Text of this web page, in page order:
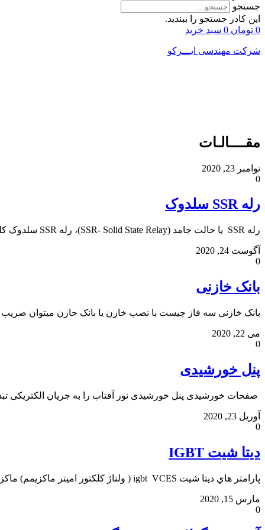
جستجو
این کادر جستجو را ببندید.
0 تومان 0 سبد خرید
شرکت مهندسی ایـــرکو
مقــــالـات
نوامبر 23, 2020
0
رله SSR سلدوک
رله SSR یا حالت جامد‌ (‌SSR‌- Solid‌ State Relay‌)‌،‌ رله SSR سلدوک کلیدی الکترونیکی است
آگوست 24, 2020
0
بانک خازنی
بانک خازنی سه فاز چیست با نصب خازن یا بانک حازن میتوان ضریب
می 22, 2020
0
پنل خورشیدی
صفحات خورشیدی پنل خورشیدی نور آفتاب را به جریان الکتریکی
آوریل 23, 2020
0
دیتا شیت IGBT
پارامتر هاي دیتا شیت igbt VCES ( ولتاژ کلکتور امیتر ماکزیمم) ماکزیمم ولتاژ مجاز بین
مارس 15, 2020
0